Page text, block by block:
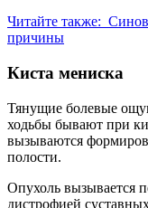
Читайте также:
причины
Киста мениска
Тянущие болевые
ходьбы бывают при
вызываются
полости.
Опухоль вызывается
дистрофией